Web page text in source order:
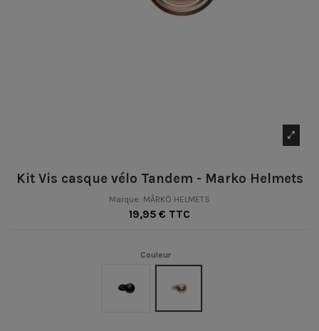
Kit Vis casque vélo Tandem - Marko Helmets
Marque: MÂRKÖ HELMETS
19,95 € TTC
Couleur